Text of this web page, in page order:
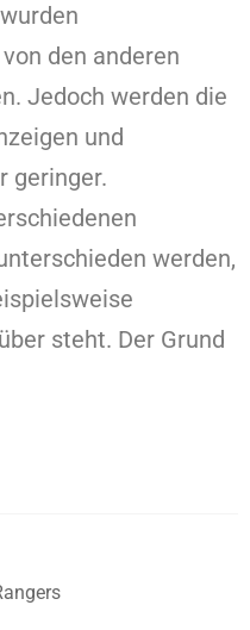
den anderen
Jedoch werden die
und
geringer.
werden,
steht. Der Grund